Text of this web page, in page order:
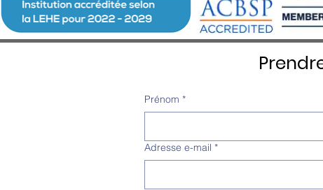
Prénom *
Adresse e-mail *